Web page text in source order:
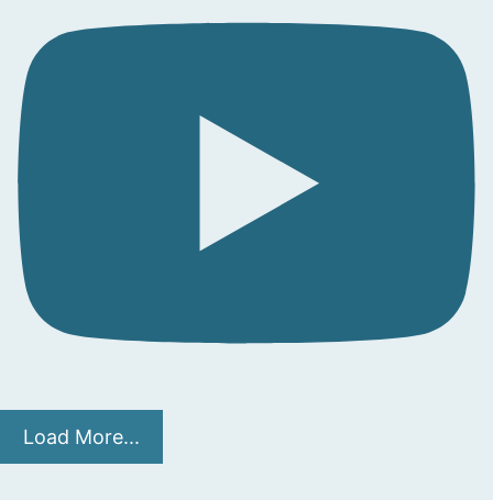
Load More...